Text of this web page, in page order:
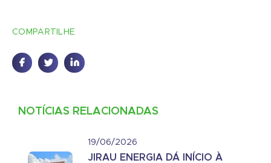
COMPARTILHE
NOTÍCIAS RELACIONADAS
19/06/2026
JIRAU ENERGIA DÁ INÍCIO À